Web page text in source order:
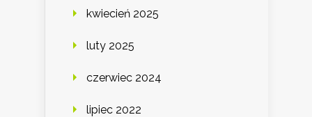
kwiecień 2025
luty 2025
czerwiec 2024
lipiec 2022